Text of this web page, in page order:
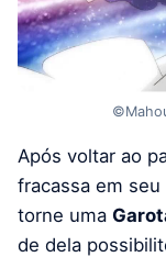
Após voltar ao
fracassa em
torne uma
de dela